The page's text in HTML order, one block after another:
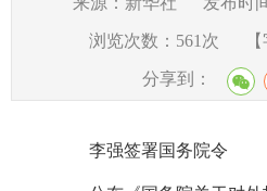
浏览次数： 561 次
分享到：
李强签署国务院令